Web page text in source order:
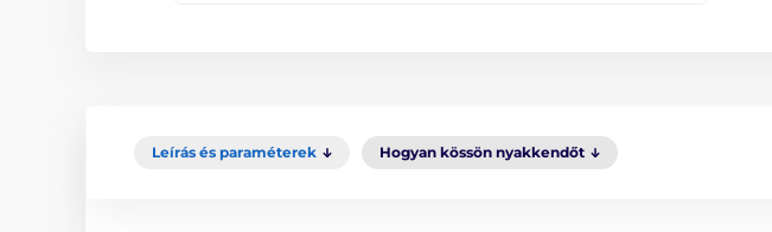
Leírás és paraméterek Hogyan kössön nyakkendőt